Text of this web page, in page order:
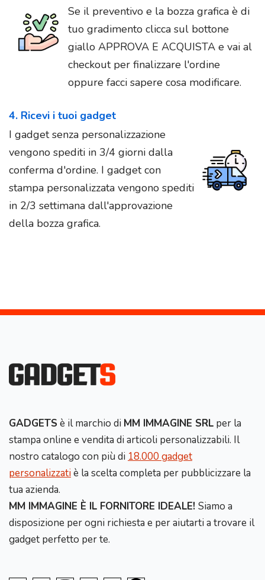
Se il preventivo e la bozza grafica è di
tuo gradimento clicca sul bottone
giallo APPROVA E ACQUISTA e vai al
checkout per finalizzare l'ordine
oppure facci sapere cosa modificare.
4. Ricevi i tuoi gadget
I gadget senza personalizzazione
vengono spediti in 3/4 giorni dalla
conferma d'ordine. I gadget con
stampa personalizzata vengono spediti
in 2/3 settimana dall'approvazione
della bozza grafica.
GADGETS è il marchio di MM IMMAGINE SRL per la
stampa online e vendita di articoli personalizzabili. Il
nostro catalogo con più di 18.000 gadget
personalizzatiè la scelta completa per pubblicizzare la
tua azienda.
MM IMMAGINE È IL FORNITORE IDEALE! Siamo a
disposizione per ogni richiesta e per aiutarti a trovare il
gadget perfetto per te.